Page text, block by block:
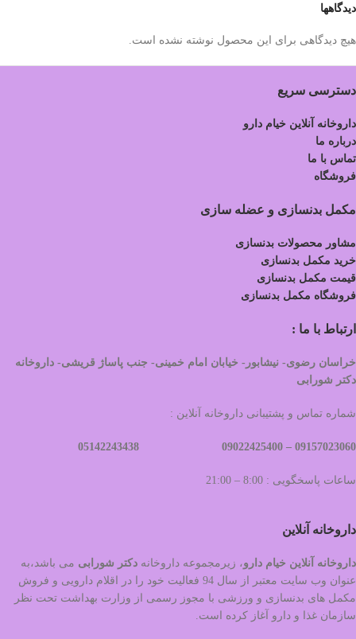
دیدگاهها
هیچ دیدگاهی برای این محصول نوشته نشده است.
دسترسی سریع
داروخانه آنلاین خیام دارو
درباره ما
تماس با ما
فروشگاه
مکمل بدنسازی و عضله سازی
مشاور محصولات بدنسازی
خرید مکمل بدنسازی
قیمت مکمل بدنسازی
فروشگاه مکمل بدنسازی
ارتباط با ما :
خراسان رضوی- نیشابور- خیابان امام خمینی- جنب پاساژ قریشی- داروخانه
دکتر شورابی
شماره تماس و پشتیبانی داروخانه آنلاین :
09157023060 –
ساعات پاسخگویی : 8:00 – 21:00
داروخانه آنلاین
داروخانه آنلاین خیام دارو، زیرمجموعه داروخانه دکتر شورابی می باشد،به
عنوان وب سایت معتبر از سال 94 فعالیت خود را در اقلام دارویی و فروش
مکمل های بدنسازی و ورزشی با مجوز رسمی از وزارت بهداشت تحت نظر
سازمان غذا و دارو آغاز کرده است.